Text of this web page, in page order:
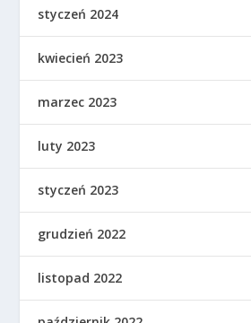
styczeń 2024
kwiecień 2023
marzec 2023
luty 2023
styczeń 2023
grudzień 2022
listopad 2022